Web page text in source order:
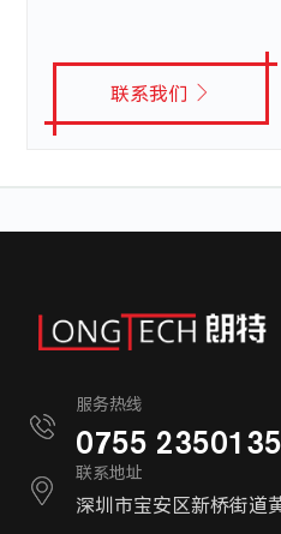
联系我们
服务热线
0755
联系地址
深圳市宝安区新桥街道